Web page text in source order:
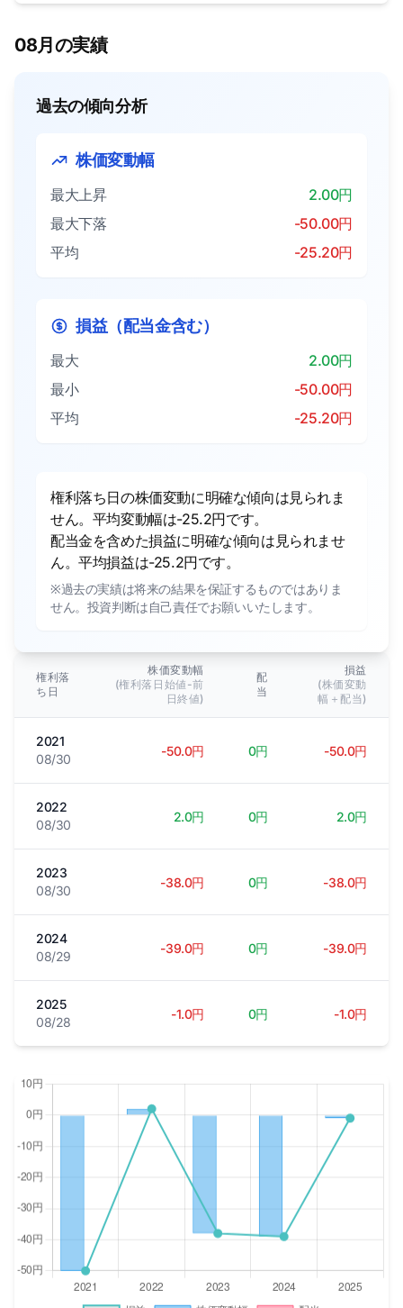
08月の実績
過去の傾向分析
株価変動幅
最大上昇
2.00円
最大下落
-50.00円
平均
-25.20円
損益（配当金含む）
最大
2.00円
最小
-50.00円
平均
-25.20円
権利落ち日の株価変動に明確な傾向は見られま
せん。平均変動幅は-25.2円です。
配当金を含めた損益に明確な傾向は見られませ
ん。平均損益は-25.2円です。
※過去の実績は将来の結果を保証するものではありま
せん。投資判断は自己責任でお願いいたします。
権利落
ち日
株価変動幅
(権利落日始値-前
日終値)
配
当
損益
(株価変動
幅＋配当)
2021
08/30
-50.0円 0円 -50.0円
2022
08/30
2.0円 0円 2.0円
2023
08/30
-38.0円 0円 -38.0円
2024
08/29
-39.0円 0円 -39.0円
2025
08/28
-1.0円 0円 -1.0円